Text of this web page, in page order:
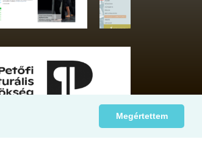
Megértettem